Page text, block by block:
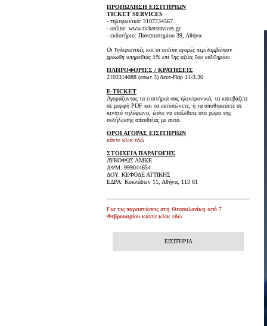
ΠΡΟΠΩΛΗΣΗ ΕΙΣΙΤΗΡΙΩΝ
TICKET SERVICES
- τηλεφωνικά: 2107234567
- online: www.ticketservices.gr
- εκδοτήριο: Πανεπιστημίου 39, Αθήνα
Οι τηλεφωνικές και οι online αγορές περιλαμβάνουν
χρέωση υπηρεσιας 5% επί της αξίας του εισιτηρίου
ΠΛΗΡΟΦΟΡΙΕΣ / ΚΡΑΤΗΣΕΙΣ
2103314088 (εσωτ.3) Δευτ-Παρ 11-3.30
E-TICKET
Αγοράζοντας τα εισιτήριά σας ηλεκτρονικά, τα κατεβάζετε
σε μορφή PDF και τα εκτυπώνετε, ή τα αποθηκεύετε σε
κινητό τηλέφωνο, ώστε να εισέλθετε στο χώρο της
εκδήλωσης απευθείας με αυτά.
ΟΡΟΙ ΑΓΟΡΑΣ ΕΙΣΙΤΗΡΙΩΝ
κάντε κλικ εδώ
ΣΤΟΙΧΕΙΑ ΠΑΡΑΓΩΓΗΣ
ΛΥΚΟΦΩΣ ΑΜΚΕ
ΑΦΜ: 999044654
ΔΟΥ: ΚΕΦΟΔΕ ΑΤΤΙΚΗΣ
ΕΔΡΑ: Κυκλάδων 11, Αθήνα, 113 61
Για τις παραστάσεις στη Θεσσαλονίκη από 7
Φεβρουαρίου κάντε κλικ εδώ
ΕΙΣΙΤΗΡΙΑ